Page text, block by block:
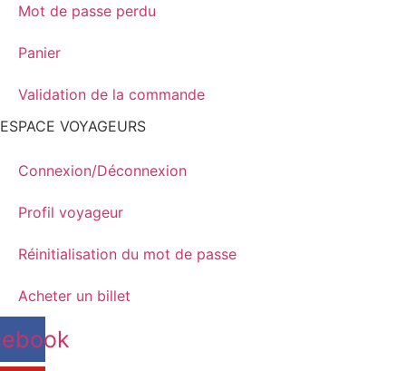
Mot de passe perdu
Panier
Validation de la commande
ESPACE VOYAGEURS
Connexion/Déconnexion
Profil voyageur
Réinitialisation du mot de passe
Acheter un billet